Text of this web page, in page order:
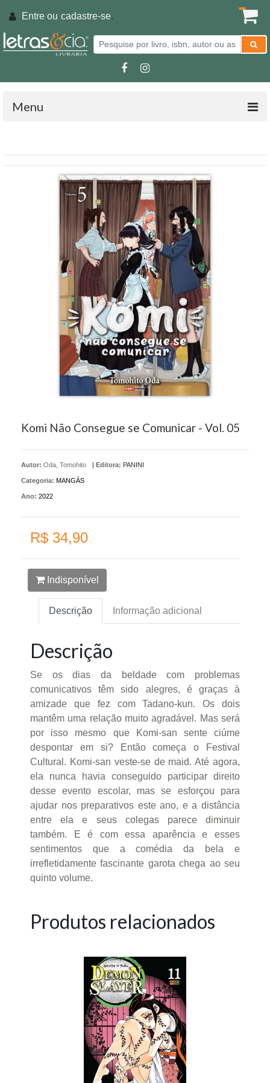
Entre ou cadastre-se.
Menu
Komi Não Consegue se Comunicar - Vol. 05
Autor: Oda, Tomohito | Editora: PANINI
Categoria: MANGÁS
Ano: 2022
R$ 34,90
Indisponível
Descrição Informação adicional
Descrição
Se os dias da beldade com problemas
comunicativos têm sido alegres, é graças à
amizade que fez com Tadano-kun. Os dois
mantêm uma relação muito agradável. Mas será
por isso mesmo que Komi-san sente ciúme
despontar em si? Então começa o Festival
Cultural. Komi-san veste-se de maid. Até agora,
ela nunca havia conseguido participar direito
desse evento escolar, mas se esforçou para
ajudar nos preparativos este ano, e a distância
entre ela e seus colegas parece diminuir
também. E é com essa aparência e esses
sentimentos que a comédia da bela e
irrefletidamente fascinante garota chega ao seu
quinto volume.
Produtos relacionados